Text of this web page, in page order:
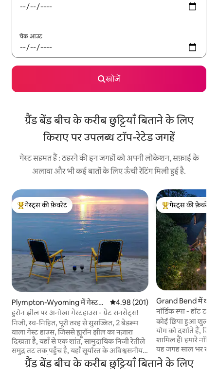
चेक आउट
खोजें
ग्रैंड बेंड बीच के करीब छुट्टियाँ बिताने के लिए
किराए पर उपलब्ध टॉप-रेटेड जगहें
गेस्ट सहमत हैं : ठहरने की इन जगहों को अपनी लोकेशन, सफ़ाई के
अलावा और भी कई बातों के लिए ऊँची रेटिंग मिली हुई है.
गेस्ट्स का टॉप फ़ेवरेट
गेस्ट्स की फ़ेवरेट
Plympton-Wyoming में गेस्ट
हाउस
औसत रेटिंग 5 में से 4.98, 201 समीक्षाएँ
4.98 (201)
हुरोन झील पर अनोखा गेस्टहाउस - ग्रेट सनसेट्स!
निजी, स्व-निहित, पूरी तरह से सुसज्जित, 2 बेडरूम
वाला गेस्ट हाउस, जिससे ह्यूरॉन झील का नज़ारा
दिखता है, यहाँ से एक शांत, सामुदायिक निजी रेतीले
समुद्र तट तक पहुँच है, यहाँ सूर्यास्त के अविश्वसनीय
नज़ारे दिखते हैं, नेशनल जियोग्राफ़िक द्वारा इसे
गेस्ट्स का टॉप फ़ेवरेट
गेस्ट्स की फ़ेवरेट
Grand Bend में
नॉर्डिक स्पा - हॉट
कोई छिपा हुआ शुल्क
योग को दर्शाते हैं,
शामिल हैं। हमारे नॉर्डिक स्पा में आपका स्वागत है -
यह जगह साल भर
आपको भाग-दौड़ से दूर
ग्रैंड बेंड बीच के करीब छुट्टियाँ बिताने के लिए